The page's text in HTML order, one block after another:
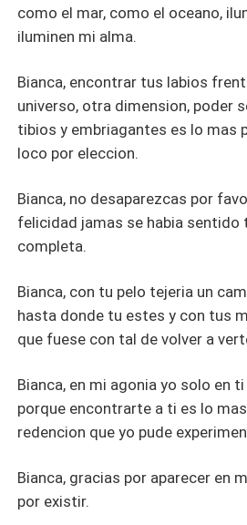
como el mar, como el oceano,
iluminen mi alma.
Bianca, encontrar tus labios
universo, otra dimension, poder
tibios y embriagantes es lo mas
loco por eleccion.
Bianca, no desaparezcas por
felicidad jamas se habia sentido
completa.
Bianca, con tu pelo tejeria un
hasta donde tu estes y con tus
que fuese con tal de volver a
Bianca, en mi agonia yo solo en
porque encontrarte a ti es lo
redencion que yo pude
Bianca, gracias por aparecer en
por existir.